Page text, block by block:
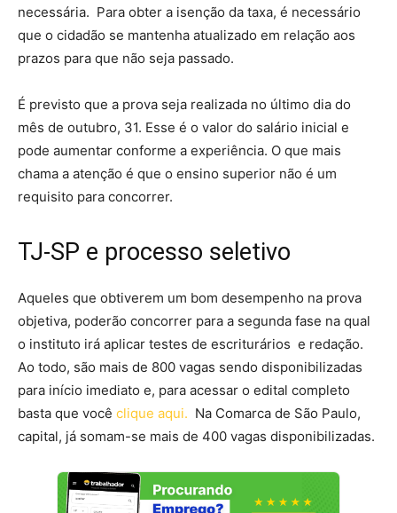
necessária. Para obter a isenção da taxa, é necessário
que o cidadão se mantenha atualizado em relação aos
prazos para que não seja passado.
É previsto que a prova seja realizada no último dia do
mês de outubro, 31. Esse é o valor do salário inicial e
pode aumentar conforme a experiência. O que mais
chama a atenção é que o ensino superior não é um
requisito para concorrer.
TJ-SP e processo seletivo
Aqueles que obtiverem um bom desempenho na prova
objetiva, poderão concorrer para a segunda fase na qual
o instituto irá aplicar testes de escriturários e redação.
Ao todo, são mais de 800 vagas sendo disponibilizadas
para início imediato e, para acessar o edital completo
basta que você clique aqui. Na Comarca de São Paulo,
capital, já somam-se mais de 400 vagas disponibilizadas.